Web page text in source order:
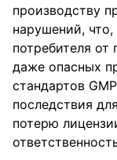
производству
нарушений,
потребителя
даже опасных
стандартов
последствия
потерю